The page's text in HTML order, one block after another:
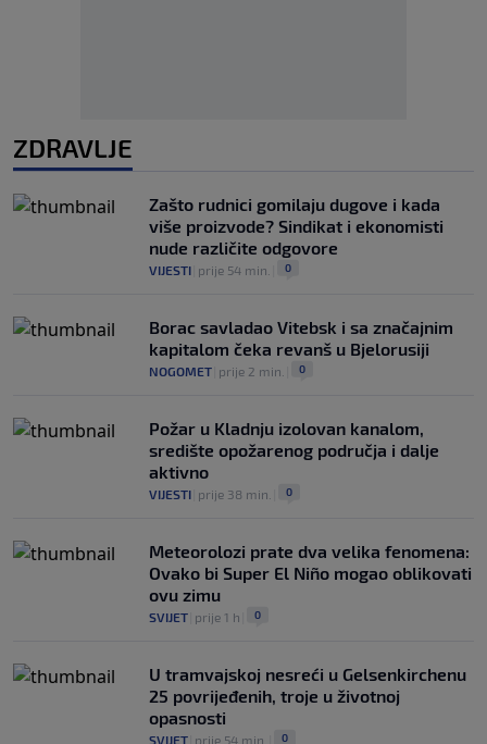
ZDRAVLJE
Zašto rudnici gomilaju dugove i kada
više proizvode? Sindikat i ekonomisti
nude različite odgovore
VIJESTI prije 54 min. 0
Borac savladao Vitebsk i sa značajnim
kapitalom čeka revanš u Bjelorusiji
NOGOMET prije 2 min. 0
Požar u Kladnju izolovan kanalom,
središte opožarenog područja i dalje
aktivno
VIJESTI prije 38 min. 0
Meteorolozi prate dva velika fenomena:
Ovako bi Super El Niño mogao oblikovati
ovu zimu
SVIJET prije 1 h 0
U tramvajskoj nesreći u Gelsenkirchenu
25 povrijeđenih, troje u životnoj
opasnosti
SVIJET prije 54 min. 0